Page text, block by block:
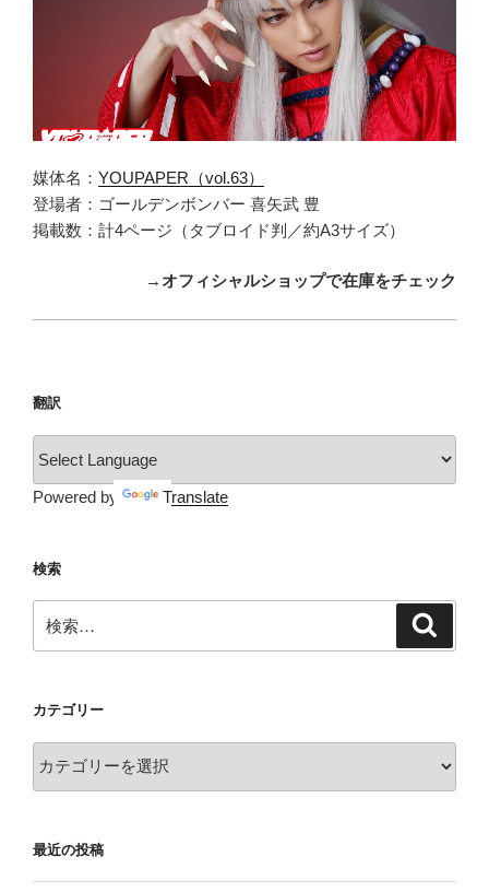
媒体名： YOUPAPER（vol.63）
登場者：ゴールデンボンバー 喜矢武 豊
掲載数：計4ページ（タブロイド判／約A3サイズ）
→オフィシャルショップで在庫をチェック
翻訳
Powered by Translate
検索
索:
カテゴリー
テ
ー
最近の投稿